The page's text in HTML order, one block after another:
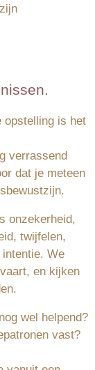
opstelling is het
verrassend
dat je meteen
onzekerheid,
twijfelen,
We
en kijken
wel helpend?
vast?